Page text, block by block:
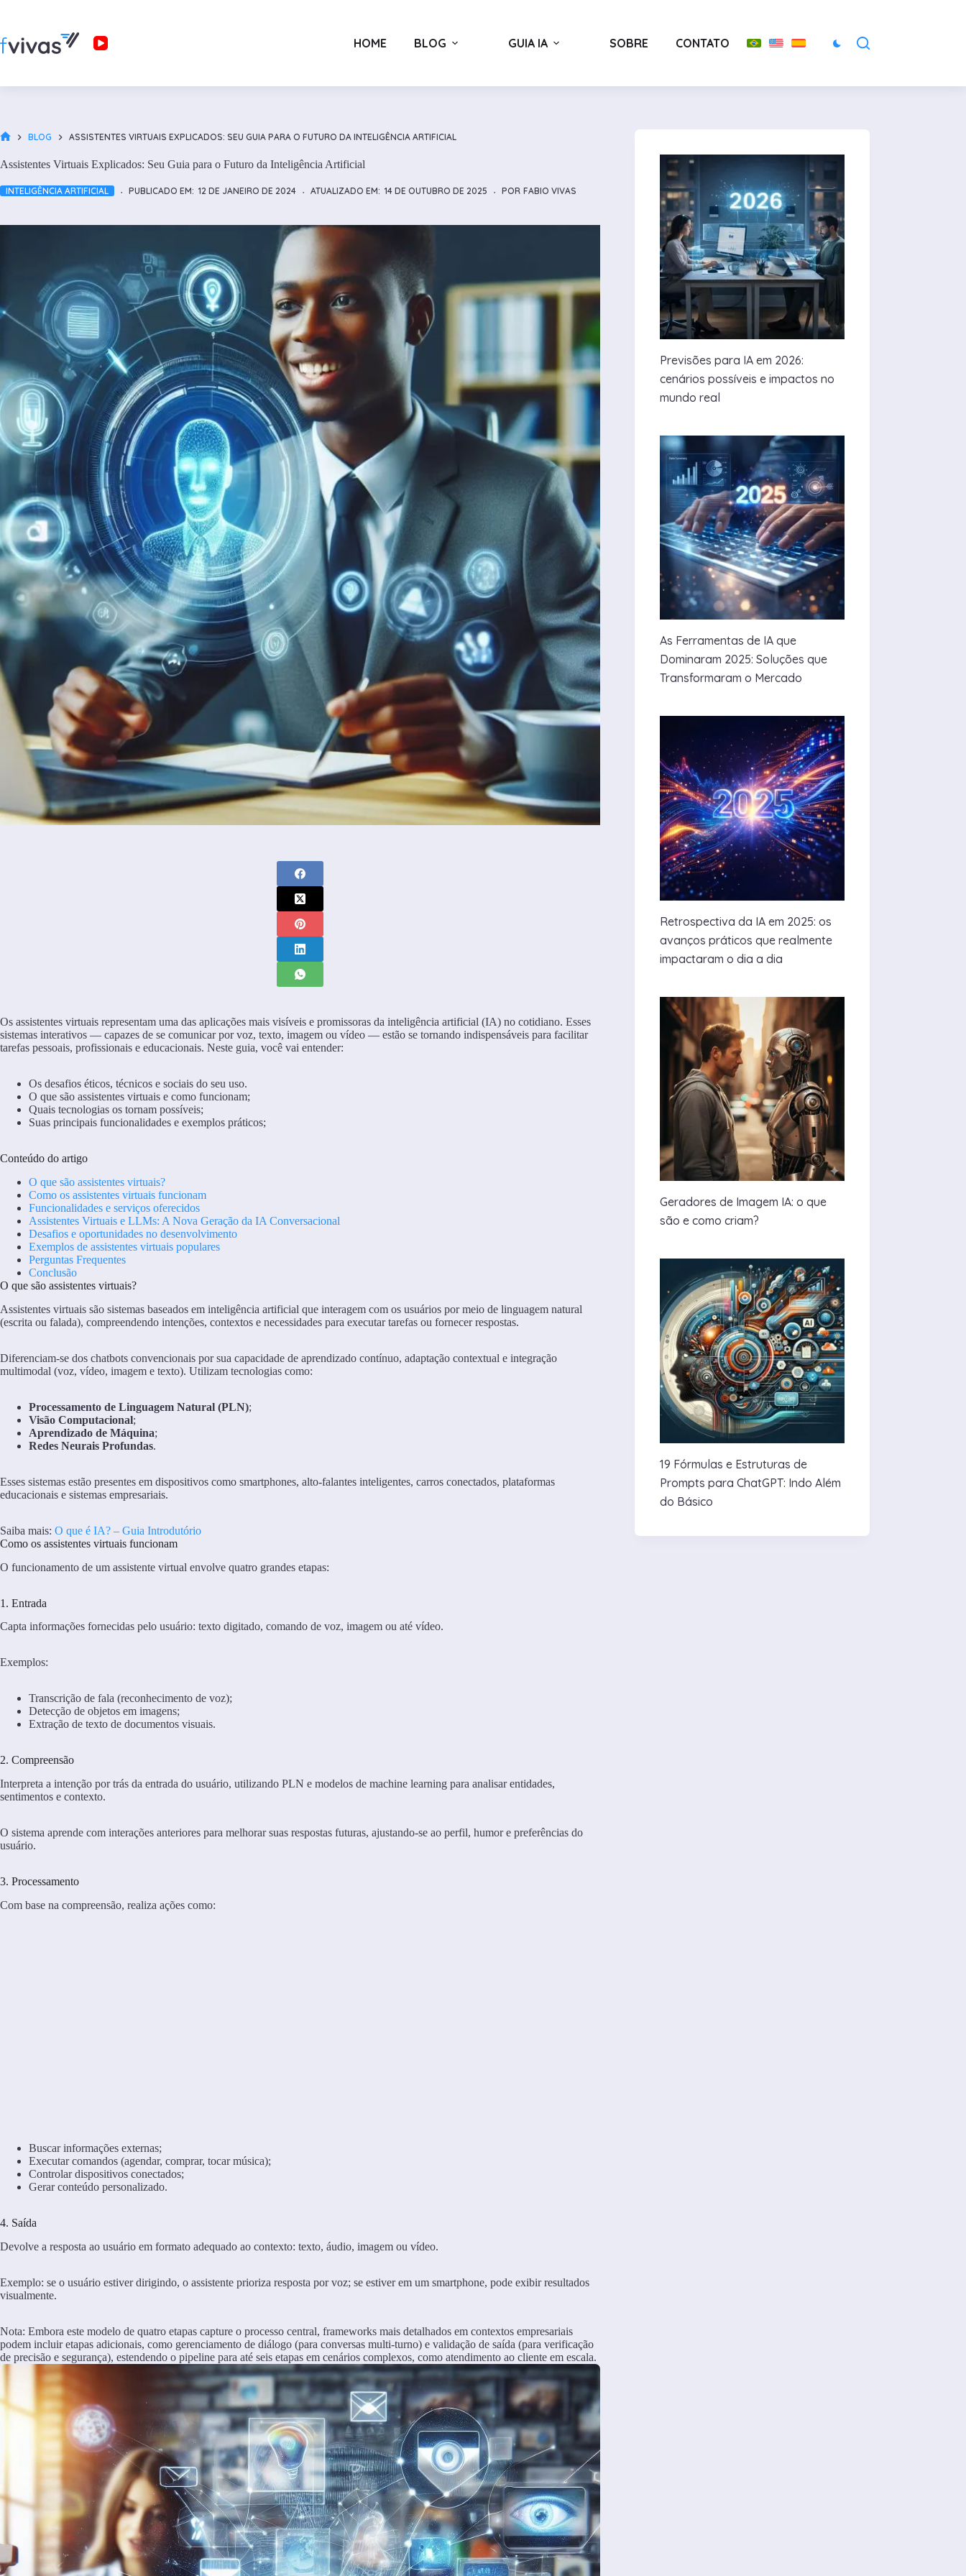
conteúdo
HOME BLOG GUIA IA SOBRE CONTATO
BLOG ASSISTENTES VIRTUAIS EXPLICADOS: SEU GUIA PARA O FUTURO DA INTELIGÊNCIA ARTIFICIAL
Assistentes Virtuais Explicados: Seu Guia para o Futuro da Inteligência Artificial
INTELIGÊNCIA ARTIFICIAL PUBLICADO EM: 12 DE JANEIRO DE 2024 ATUALIZADO EM: 14 DE OUTUBRO DE 2025 POR FABIO VIVAS
Os assistentes virtuais representam uma das aplicações mais visíveis e promissoras da inteligência artificial (IA) no cotidiano. Esses
sistemas interativos — capazes de se comunicar por voz, texto, imagem ou vídeo — estão se tornando indispensáveis para facilitar
tarefas pessoais, profissionais e educacionais. Neste guia, você vai entender:
Os desafios éticos, técnicos e sociais do seu uso.
O que são assistentes virtuais e como funcionam;
Quais tecnologias os tornam possíveis;
Suas principais funcionalidades e exemplos práticos;
Conteúdo do artigo
O que são assistentes virtuais?
Como os assistentes virtuais funcionam
Funcionalidades e serviços oferecidos
Assistentes Virtuais e LLMs: A Nova Geração da IA Conversacional
Desafios e oportunidades no desenvolvimento
Exemplos de assistentes virtuais populares
Perguntas Frequentes
Conclusão
O que são assistentes virtuais?
Assistentes virtuais são sistemas baseados em inteligência artificial que interagem com os usuários por meio de linguagem natural
(escrita ou falada), compreendendo intenções, contextos e necessidades para executar tarefas ou fornecer respostas.
Diferenciam-se dos chatbots convencionais por sua capacidade de aprendizado contínuo, adaptação contextual e integração
multimodal (voz, vídeo, imagem e texto). Utilizam tecnologias como:
Processamento de Linguagem Natural (PLN);
Visão Computacional;
Aprendizado de Máquina;
Redes Neurais Profundas.
Esses sistemas estão presentes em dispositivos como smartphones, alto-falantes inteligentes, carros conectados, plataformas
educacionais e sistemas empresariais.
Saiba mais: O que é IA? – Guia Introdutório
Como os assistentes virtuais funcionam
O funcionamento de um assistente virtual envolve quatro grandes etapas:
1. Entrada
Capta informações fornecidas pelo usuário: texto digitado, comando de voz, imagem ou até vídeo.
Exemplos:
Transcrição de fala (reconhecimento de voz);
Detecção de objetos em imagens;
Extração de texto de documentos visuais.
2. Compreensão
Interpreta a intenção por trás da entrada do usuário, utilizando PLN e modelos de machine learning para analisar entidades,
sentimentos e contexto.
O sistema aprende com interações anteriores para melhorar suas respostas futuras, ajustando-se ao perfil, humor e preferências do
usuário.
3. Processamento
Com base na compreensão, realiza ações como:
Buscar informações externas;
Executar comandos (agendar, comprar, tocar música);
Controlar dispositivos conectados;
Gerar conteúdo personalizado.
4. Saída
Devolve a resposta ao usuário em formato adequado ao contexto: texto, áudio, imagem ou vídeo.
Exemplo: se o usuário estiver dirigindo, o assistente prioriza resposta por voz; se estiver em um smartphone, pode exibir resultados
visualmente.
Nota: Embora este modelo de quatro etapas capture o processo central, frameworks mais detalhados em contextos empresariais
podem incluir etapas adicionais, como gerenciamento de diálogo (para conversas multi-turno) e validação de saída (para verificação
de precisão e segurança), estendendo o pipeline para até seis etapas em cenários complexos, como atendimento ao cliente em escala.
Previsões para IA em 2026:
cenários possíveis e impactos no
mundo real
As Ferramentas de IA que
Dominaram 2025: Soluções que
Transformaram o Mercado
Retrospectiva da IA em 2025: os
avanços práticos que realmente
impactaram o dia a dia
Geradores de Imagem IA: o que
são e como criam?
19 Fórmulas e Estruturas de
Prompts para ChatGPT: Indo Além
do Básico